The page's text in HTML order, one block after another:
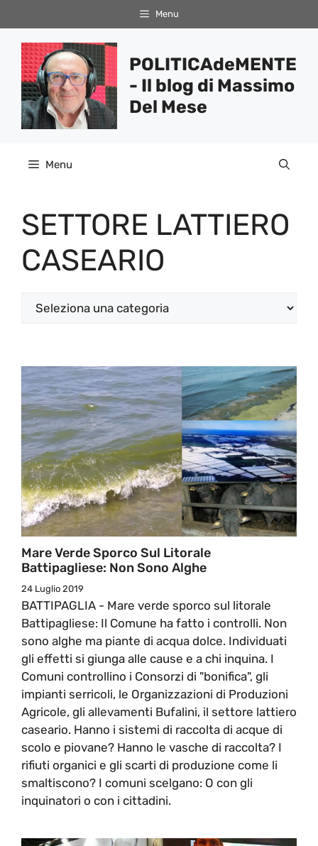
al
contenuto
Menu
POLITICAdeMENTE
- Il blog di Massimo
Del Mese
Menu
SETTORE LATTIERO
CASEARIO
Categorie
Mare Verde Sporco Sul Litorale
Battipagliese: Non Sono Alghe
24 Luglio 2019
BATTIPAGLIA - Mare verde sporco sul litorale
Battipagliese: Il Comune ha fatto i controlli. Non
sono alghe ma piante di acqua dolce. Individuati
gli effetti si giunga alle cause e a chi inquina. I
Comuni controllino i Consorzi di "bonifica", gli
impianti serricoli, le Organizzazioni di Produzioni
Agricole, gli allevamenti Bufalini, il settore lattiero
caseario. Hanno i sistemi di raccolta di acque di
scolo e piovane? Hanno le vasche di raccolta? I
rifiuti organici e gli scarti di produzione come li
smaltiscono? I comuni scelgano: O con gli
inquinatori o con i cittadini.